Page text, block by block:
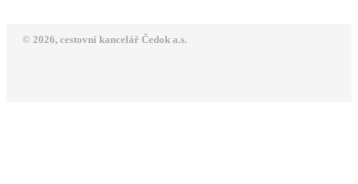
© 2026, cestovní kancelář Čedok a.s.